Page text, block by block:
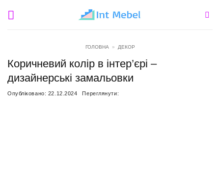
ГОЛОВНА » ДЕКОР
Коричневий колір в інтер’єрі –
дизайнерські замальовки
Опубліковано: 22.12.2024 Переглянути: